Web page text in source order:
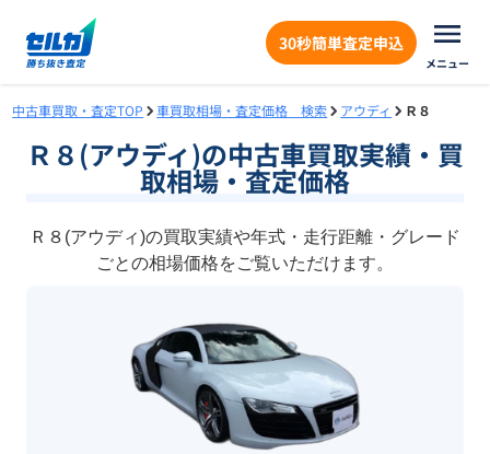
30秒簡単査定申込
メニュー
中古車買取・査定TOP 車買取相場・査定価格 検索 アウディ Ｒ８
Ｒ８(アウディ)の中古車買取実績・買
取相場・査定価格
Ｒ８(アウディ)の買取実績や年式・走行距離・グレード
ごとの相場価格をご覧いただけます。